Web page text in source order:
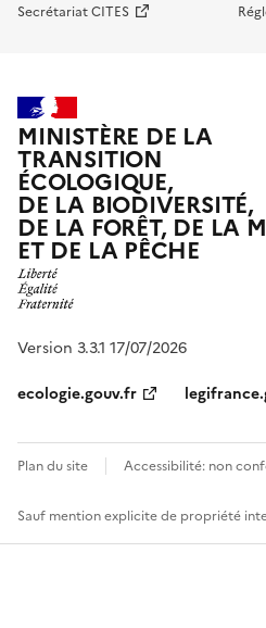
Secrétariat CITES
MINISTÈRE DE LA
TRANSITION
ÉCOLOGIQUE,
DE LA BIODIVERSITÉ,
DE LA FORÊT, DE LA
ET DE LA PÊCHE
Version 3.3.1 17/07/2026
ecologie.gouv.fr
Plan du site Accessibilité: non
Sauf mention explicite de propriété